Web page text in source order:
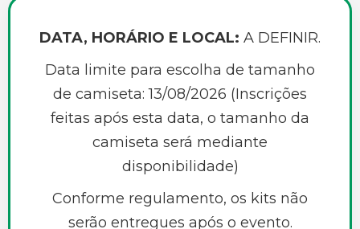
DATA, HORÁRIO E LOCAL: A DEFINIR.
Data limite para escolha de tamanho
de camiseta: 13/08/2026 (Inscrições
feitas após esta data, o tamanho da
camiseta será mediante
disponibilidade)
Conforme regulamento, os kits não
serão entregues após o evento.